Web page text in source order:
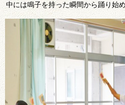
中には鳴子を持った瞬間から踊り始